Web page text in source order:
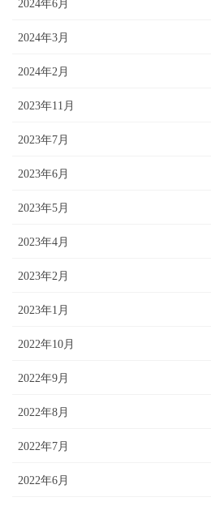
2024年6月
2024年3月
2024年2月
2023年11月
2023年7月
2023年6月
2023年5月
2023年4月
2023年2月
2023年1月
2022年10月
2022年9月
2022年8月
2022年7月
2022年6月